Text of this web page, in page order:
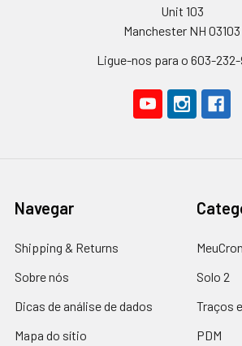
Unit 103
Manchester NH 03103
Ligue-nos para o 603-
Navegar
Shipping & Returns
Sobre nós
Dicas de análise de dados
Mapa do sítio
Solo 2
Traços
PDM